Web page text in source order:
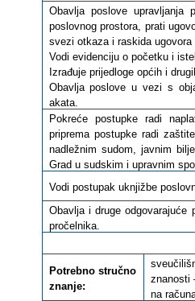
Obavlja poslove upravljanja
poslovnog prostora, prati
svezi otkaza i raskida ugovora
Vodi evidenciju o početku i
Izrađuje prijedloge općih i
Obavlja poslove u vezi s
akata.
Pokreće postupke radi
priprema postupke radi
nadležnim sudom, javnim
Grad u sudskim i upravnim
Vodi postupak uknjižbe
Obavlja i druge
pročelnika.
Potrebno stručno
znanje:
znanosti
na